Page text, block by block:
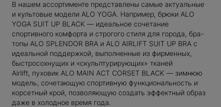
В нашем ассортименте представлены самые актуальные
и культовые модели ALO YOGA. Например, брюки ALO
YOGA SUIT UP BLACK — идеальное сочетание
спортивного комфорта и строгого стиля для города, бра-
топы ALO SPLENDOR BRA и ALO AIRLIFT SUIT UP BRA с
идеальной поддержкой, выполненные из фирменных,
быстросохнущих и «скульптурирующих» тканей
Airlift, пуховик ALO MAIN ACT CORSET BLACK — зимнюю
модель, сочетающую спортивную функциональность и
корсетный крой, позволяющую создать эффектный образ
даже в холодное время года.